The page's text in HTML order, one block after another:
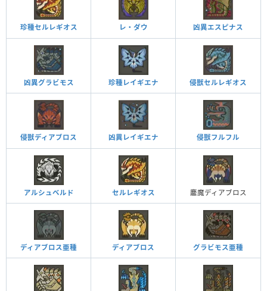
珍種セルレギオス レ・ダウ 凶異エスピナス
凶異グラビモス 珍種レイギエナ 侵獣セルレギオス
侵獣ディアブロス 凶異レイギエナ 侵獣フルフル
アルシュベルド セルレギオス 鏖魔ディアブロス
ディアブロス亜種 ディアブロス グラビモス亜種